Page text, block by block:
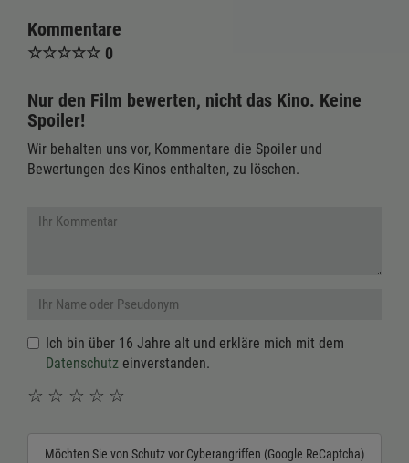
Kommentare
☆☆☆☆☆ 0
Nur den Film bewerten, nicht das Kino. Keine
Spoiler!
Wir behalten uns vor, Kommentare die Spoiler und
Bewertungen des Kinos enthalten, zu löschen.
Ich bin über 16 Jahre alt und erkläre mich mit dem
Datenschutz einverstanden.
☆
☆
☆
☆
☆
Möchten Sie von Schutz vor Cyberangriffen (Google ReCaptcha)